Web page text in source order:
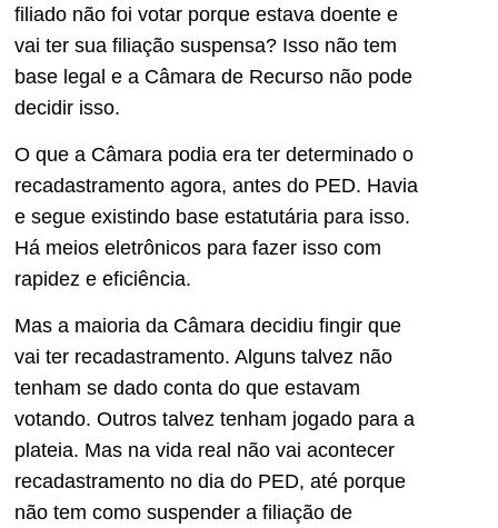
filiado não foi votar porque estava doente e
vai ter sua filiação suspensa? Isso não tem
base legal e a Câmara de Recurso não pode
decidir isso.
O que a Câmara podia era ter determinado o
recadastramento agora, antes do PED. Havia
e segue existindo base estatutária para isso.
Há meios eletrônicos para fazer isso com
rapidez e eficiência.
Mas a maioria da Câmara decidiu fingir que
vai ter recadastramento. Alguns talvez não
tenham se dado conta do que estavam
votando. Outros talvez tenham jogado para a
plateia. Mas na vida real não vai acontecer
recadastramento no dia do PED, até porque
não tem como suspender a filiação de